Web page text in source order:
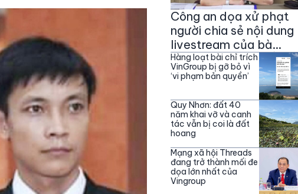
Công an dọa xử phạt
người chia sẻ nội dung
livestream của bà
Nguyễn Phương Hằng
Hàng loạt bài chỉ trích
VinGroup bị gỡ bỏ vì
‘vi phạm bản quyền’
Quy Nhơn: đất 40
năm khai vỡ và canh
tác vẫn bị coi là đất
hoang
Mạng xã hội Threads
đang trở thành mối đe
dọa lớn nhất của
Vingroup